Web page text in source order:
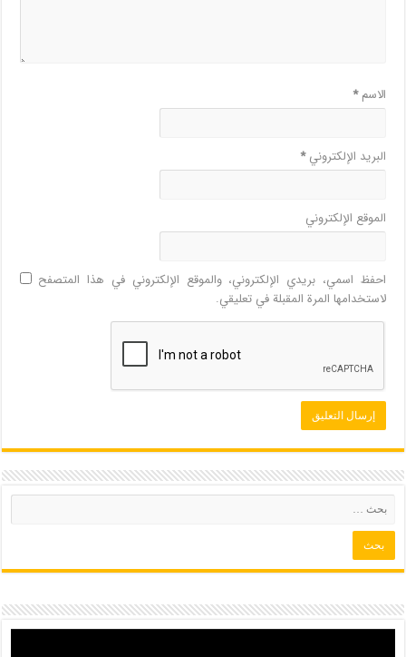
الاسم*
البريد الإلكتروني*
الموقع الإلكتروني
احفظ اسمي، بريدي الإلكتروني، والموقع الإلكتروني في هذا المتصفح
لاستخدامها المرة المقبلة في تعليقي.